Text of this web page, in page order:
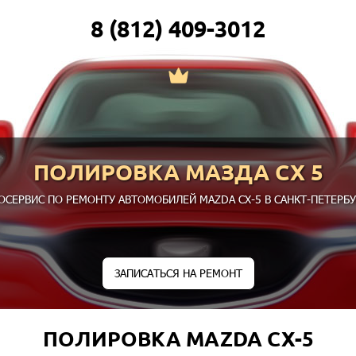
8 (812) 409-3012
ПОЛИРОВКА МАЗДА СХ 5
ПО РЕМОНТУ АВТОМОБИЛЕЙ MAZDA CX-5 В САНКТ-
ЗАПИСАТЬСЯ НА РЕМОНТ
ПОЛИРОВКА MAZDA CX-5